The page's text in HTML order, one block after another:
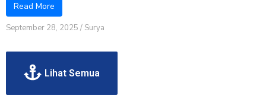
Read More
September 28, 2025 / Surya
Lihat Semua